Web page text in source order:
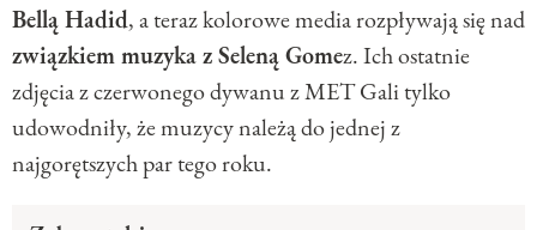
Bellą Hadid, a teraz kolorowe media rozpływają się nad
związkiem muzyka z Seleną Gomez. Ich ostatnie
zdjęcia z czerwonego dywanu z MET Gali tylko
udowodniły, że muzycy należą do jednej z
najgorętszych par tego roku.